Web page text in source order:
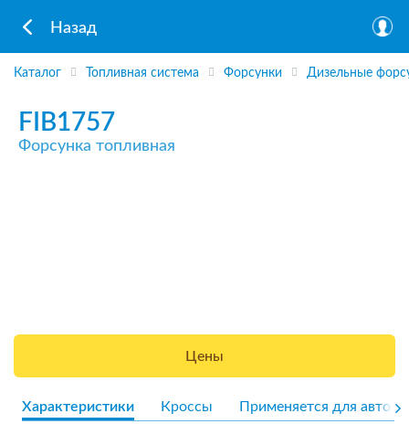
Назад
Каталог Топливная система Форсунки Дизельные
FIB1757
Форсунка топливная
Цены
Характеристики Кроссы Применяется для авто